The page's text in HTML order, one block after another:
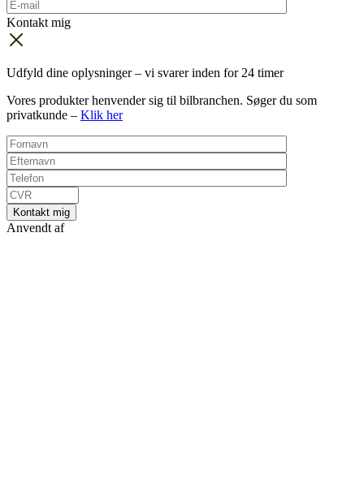
Kontakt mig
Udfyld dine oplysninger – vi svarer inden for 24 timer
Vores produkter henvender sig til bilbranchen. Søger du som
privatkunde – Klik her
Kontakt mig
Anvendt af